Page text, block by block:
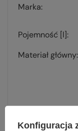
Marka
Pojemność [l]
Materiał główny
Konfiguracja